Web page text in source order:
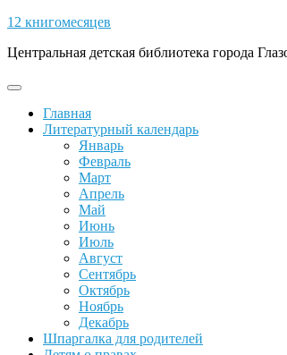
Skip
content
12 книгомесяцев
Центральная детская библиотека города
Open
ButtonГлавная
Литературный календарь
Январь
Февраль
Март
Апрель
Май
Июнь
Июль
Август
Сентябрь
Октябрь
Ноябрь
Декабрь
Шпаргалка для родителей